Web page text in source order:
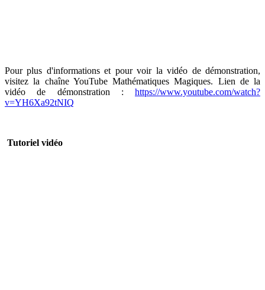
Pour plus d'informations et pour voir la vidéo de démonstration,
visitez la chaîne YouTube Mathématiques Magiques. Lien de la
vidéo de démonstration : https://www.youtube.com/watch?
v=YH6Xa92tNIQ
Tutoriel vidéo